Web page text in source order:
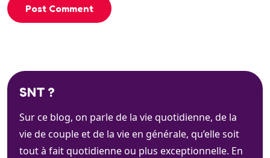
Post Comment
SNT ?
Sur ce blog, on parle de la vie quotidienne, de la
vie de couple et de la vie en générale, qu’elle soit
tout à fait quotidienne ou plus exceptionnelle. En